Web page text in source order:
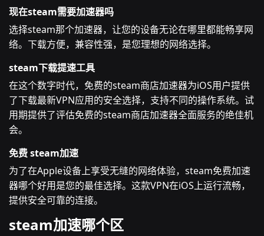
现在steam需要加速器吗
选择steam那个加速器，让您的设备无论在哪里都能畅享网
络。下载方便，兼容性强，是您理想的网络选择。
steam下载提速工具
在这个数字时代，免费的steam商店加速器为iOS用户提供
了下载最新VPN应用的安全选择，支持不同的操作系统。试
用期提供了评估免费的steam商店加速器全面服务的绝佳机
会。
免费 steam加速
为了在Apple设备上享受无缝的网络体验，steam免费加速
器哪个好用是您的最佳选择。这款VPN在iOS上运行流畅，
提供安全可靠的连接。
steam加速哪个区